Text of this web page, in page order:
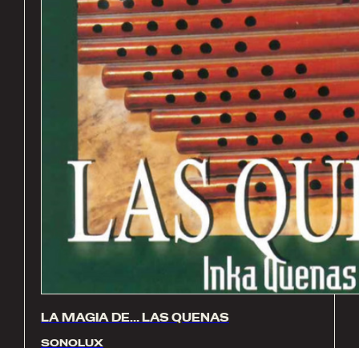
LA MAGIA DE… LAS QUENAS
SONOLUX